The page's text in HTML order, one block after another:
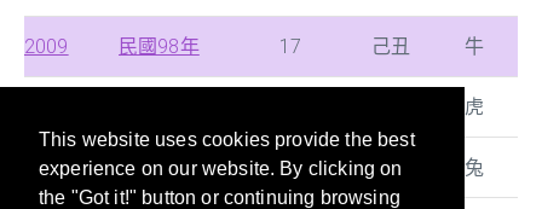
This website uses cookies provide the best
experience on our website. By clicking on
the "Got it!" button or continuing browsing
2009 民國98年 17 己丑 牛
虎
2011 民國100年 15 辛卯 兔